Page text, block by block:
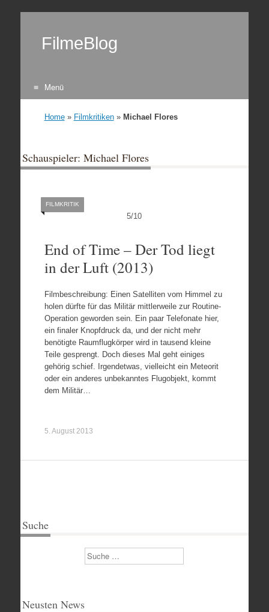
FilmeBlog
Menü
Home» Filmkritiken» Michael Flores
Schauspieler: Michael Flores
5/10
FILMKRITIK
End of Time – Der Tod liegt
in der Luft (2013)
Filmbeschreibung: Einen Satelliten vom Himmel zu
holen dürfte für das Militär mittlerweile zur Routine-
Operation geworden sein. Ein paar Telefonate hier,
ein finaler Knopfdruck da, und der nicht mehr
benötigte Raumflugkörper wird in tausend kleine
Teile gesprengt. Doch dieses Mal geht einiges
gehörig schief. Irgendetwas, vielleicht ein Meteorit
oder ein anderes unbekanntes Flugobjekt, kommt
dem Militär…
5. August 2013
Suche
Suchen
Neusten News